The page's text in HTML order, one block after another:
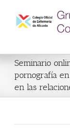
Seminario
pornografía
en las